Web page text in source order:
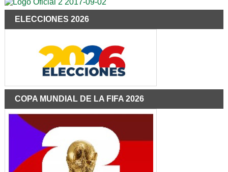
ELECCIONES 2026
COPA MUNDIAL DE LA FIFA 2026